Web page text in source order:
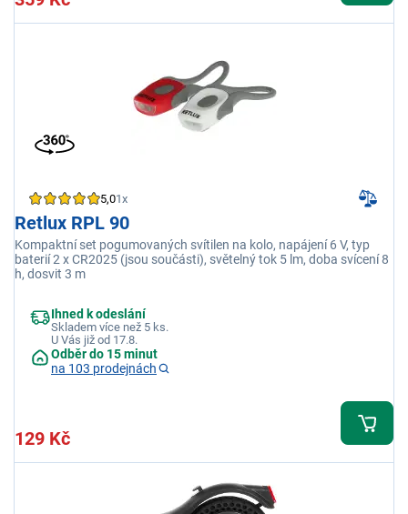
5,01x
Retlux RPL 90
Kompaktní set pogumovaných svítilen na kolo, napájení 6 V, typ
baterií 2 x CR2025 (jsou součásti), světelný tok 5 lm, doba svícení 8
h, dosvit 3 m
Ihned k odeslání
Skladem více než 5 ks.
U Vás již od 17.8.
Odběr do 15 minut
na 103 prodejnách
129 Kč